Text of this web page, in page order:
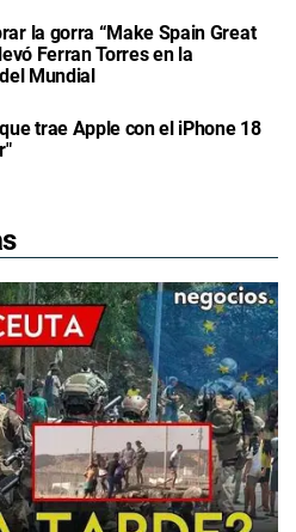
la gorra “Make Spain Great
Ferran Torres en la
Mundial
trae Apple con el iPhone 18